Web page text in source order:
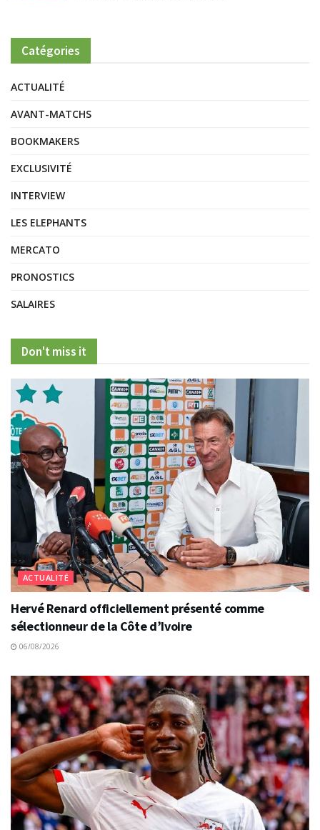
Catégories
ACTUALITÉ
AVANT-MATCHS
BOOKMAKERS
EXCLUSIVITÉ
INTERVIEW
LES ELEPHANTS
MERCATO
PRONOSTICS
SALAIRES
Don't miss it
ACTUALITÉ
Hervé Renard officiellement présenté comme
sélectionneur de la Côte d’Ivoire
06/08/2026